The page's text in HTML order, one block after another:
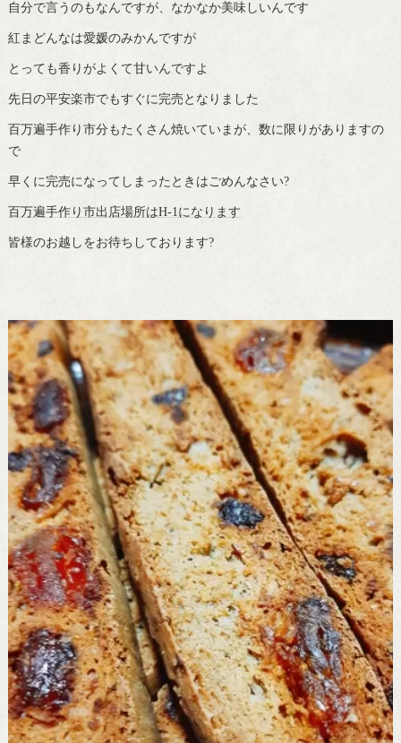
自分で言うのもなんですが、なかなか美味しいんです
紅まどんなは愛媛のみかんですが
とっても香りがよくて甘いんですよ
先日の平安楽市でもすぐに完売となりました
百万遍手作り市分もたくさん焼いていまが、数に限りがありますの
で
早くに完売になってしまったときはごめんなさい?
百万遍手作り市出店場所はH-1になります
皆様のお越しをお待ちしております?